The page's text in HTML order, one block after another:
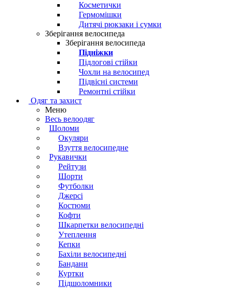
Косметички
Гермомішки
Дитячі рюкзаки і сумки
Зберігання велосипеда
Зберігання велосипеда
Підніжки
Підлогові стійки
Чохли на велосипед
Підвісні системи
Ремонтні стійки
Одяг та захист
Меню
Весь велоодяг
Шоломи
Окуляри
Взуття велосипедне
Рукавички
Рейтузи
Шорти
Футболки
Джерсі
Костюми
Кофти
Шкарпетки велосипедні
Утеплення
Кепки
Бахіли велосипедні
Бандани
Куртки
Підшоломники